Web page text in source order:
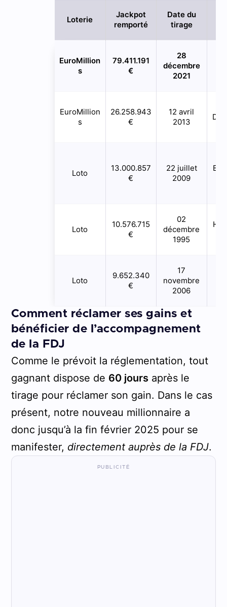
Loterie
Jackpot
remporté
Date du
tirage
EuroMillion
s
79.411.191
€
28
décembre
2021
EuroMillion
s
26.258.943
€
12 avril
2013
Loto
13.000.857
€
22 juillet
2009
Loto
10.576.715
€
02
décembre
1995
Loto
9.652.340
€
17
novembre
2006
Comment réclamer ses gains et
bénéficier de l’accompagnement
de la FDJ
Comme le prévoit la réglementation, tout
gagnant dispose de 60 joursaprès le
tirage pour réclamer son gain. Dans le cas
présent, notre nouveau millionnaire a
donc jusqu’à la fin février 2025 pour se
manifester, directement auprès de la FDJ.